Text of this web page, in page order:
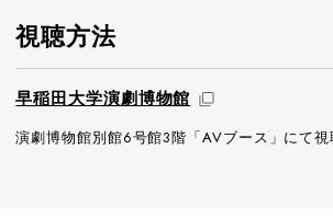
視聴方法
早稲田大学演劇博物館
演劇博物館別館6号館3階「AVブース」にて視